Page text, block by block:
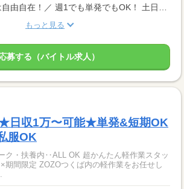
もっと見る
募する（バイトル求人）
日収1万〜可能★単発&短期OK
服OK
ク・扶養内‥ALL OK 超かんたん軽作業スタッ
期間限定 ZOZOつくば内の軽作業をお任せし